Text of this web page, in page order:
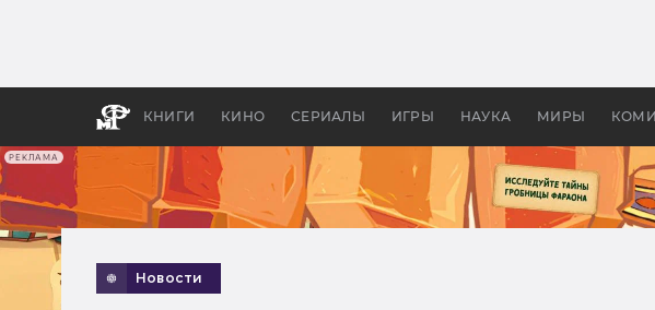
РЕКЛАМА
КНИГИ КИНО СЕРИАЛЫ ИГРЫ НАУКА МИРЫ
бы «Властелина колец»
Новости